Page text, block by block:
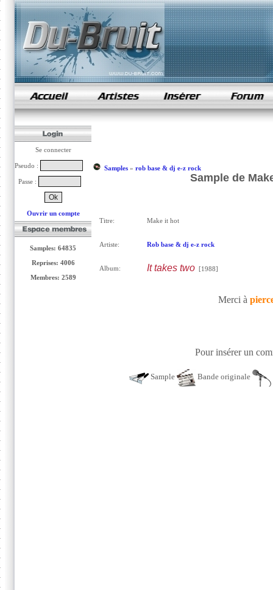
samples de rap
Se connecter
Pseudo :
Passe :
Ouvrir un compte
Samples: 64835
Reprises: 4006
Membres: 2589
Samples» rob base & dj e-z rock
Sample de
Titre: Make it hot
Artiste: Rob base & dj e-z rock
Album: It takes two[1988]
Merci à
Pour insérer un
Sample Bande originale